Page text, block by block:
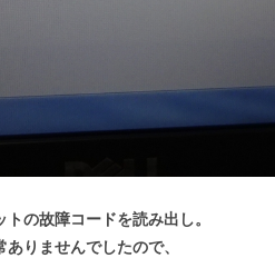
の故障コードを読み出し。
りませんでしたので、